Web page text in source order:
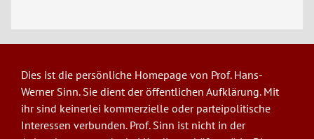
Dies ist die persönliche Homepage von Prof. Hans-
Werner Sinn. Sie dient der öffentlichen Aufklärung. Mit
ihr sind keinerlei kommerzielle oder parteipolitische
Interessen verbunden. Prof. Sinn ist nicht in der